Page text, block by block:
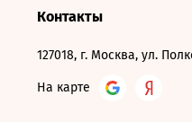
Контакты
127018, г. Москва, ул.
На карте